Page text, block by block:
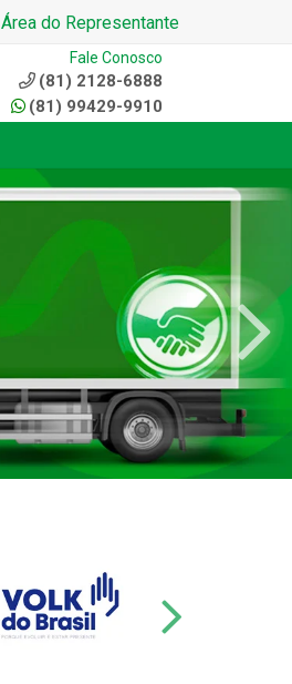
Área do Representante
Fale Conosco
(81) 2128-6888
(81) 99429-9910